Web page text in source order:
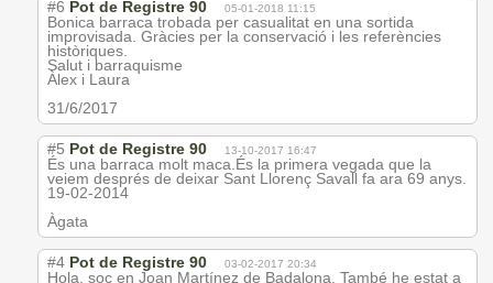
#6 Pot de Registre 90 05-01-2018 11:15
Bonica barraca trobada per casualitat en una sortida
improvisada. Gràcies per la conservació i les referències
històriques.
Salut i barraquisme
Àlex i Laura
31/6/2017
#5 Pot de Registre 90 13-10-2017 16:47
És una barraca molt maca.És la primera vegada que la
veiem després de deixar Sant Llorenç Savall fa ara 69 anys.
19-02-2014
Àgata
#4 Pot de Registre 90 03-02-2017 20:34
Hola, soc en Joan Martínez de Badalona. També he estat a